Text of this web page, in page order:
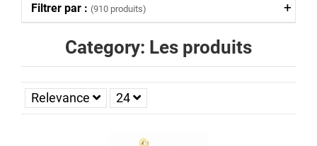
Category: Les produits
Relevance 24
Filtrer par : (910 produits)